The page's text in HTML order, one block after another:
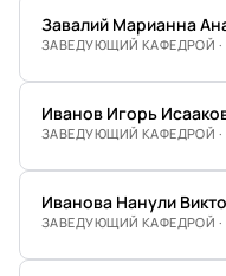
Завалий Марианна
ЗАВЕДУЮЩИЙ КАФЕДРОЙ
Иванов Игорь
ЗАВЕДУЮЩИЙ КАФЕДРОЙ
Иванова Нанули
ЗАВЕДУЮЩИЙ КАФЕДРОЙ